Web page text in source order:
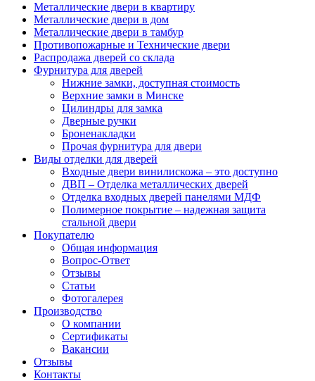
Металлические двери в квартиру
Металлические двери в дом
Металлические двери в тамбур
Противопожарные и Технические двери
Распродажа дверей со склада
Фурнитура для дверей
Нижние замки, доступная стоимость
Верхние замки в Минске
Цилиндры для замка
Дверные ручки
Броненакладки
Прочая фурнитура для двери
Виды отделки для дверей
Входные двери винилискожа – это доступно
ДВП – Отделка металлических дверей
Отделка входных дверей панелями МДФ
Полимерное покрытие – надежная защита
стальной двери
Покупателю
Общая информация
Вопрос-Ответ
Отзывы
Статьи
Фотогалерея
Производство
О компании
Сертификаты
Вакансии
Отзывы
Контакты